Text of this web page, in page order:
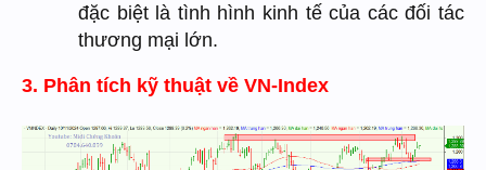
đặc biệt là tình hình kinh tế của các đối tác
thương mại lớn.
3. Phân tích kỹ thuật về VN-Index